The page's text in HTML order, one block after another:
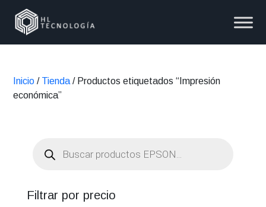
Inicio / Tienda / Productos etiquetados “Impresión
económica”
productos
Filtrar por precio